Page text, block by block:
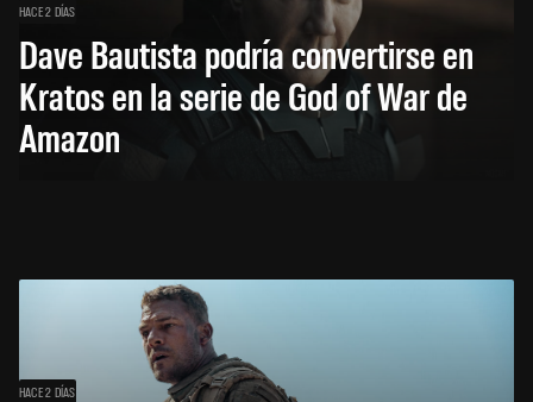
HACE 2 DÍAS
Dave Bautista podría convertirse en
Kratos en la serie de God of War de
Amazon
HACE 2 DÍAS